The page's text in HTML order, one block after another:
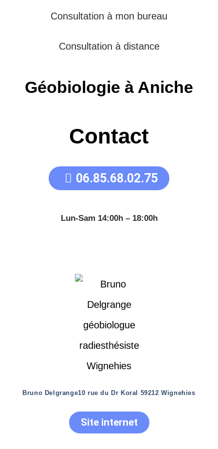
Consultation à mon bureau
Consultation à distance
Géobiologie à Aniche
Contact
06.85.68.02.75
Lun-Sam 14:00h – 18:00h
Bruno Delgrange10 rue du Dr Koral 59212 Wignehies
Site internet